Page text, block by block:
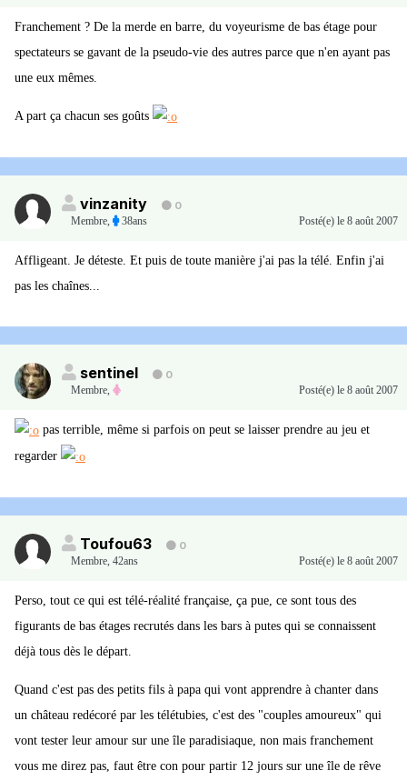
Franchement ? De la merde en barre, du voyeurisme de bas étage pour
spectateurs se gavant de la pseudo-vie des autres parce que n'en ayant pas
une eux mêmes.
A part ça chacun ses goûts
vinzanity
0
Membre, 38ans Posté(e) le 8 août 2007
Affligeant. Je déteste. Et puis de toute manière j'ai pas la télé. Enfin j'ai
pas les chaînes...
sentinel
0
Membre, Posté(e) le 8 août 2007
pas terrible, même si parfois on peut se laisser prendre au jeu et
regarder
Toufou63
0
Membre, 42ans Posté(e) le 8 août 2007
Perso, tout ce qui est télé-réalité française, ça pue, ce sont tous des
figurants de bas étages recrutés dans les bars à putes qui se connaissent
déjà tous dès le départ.
Quand c'est pas des petits fils à papa qui vont apprendre à chanter dans
un château redécoré par les télétubies, c'est des "couples amoureux" qui
vont tester leur amour sur une île paradisiaque, non mais franchement
vous me direz pas, faut être con pour partir 12 jours sur une île de rêve